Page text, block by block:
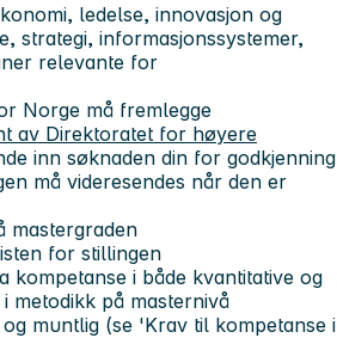
ledelse, innovasjon og
strategi, informasjonssystemer,
relevante for
Norge må fremlegge
av Direktoratet for høyere
inn søknaden din for godkjenning
må videresendes når den er
mastergraden
for stillingen
kompetanse i både kvantitative og
metodikk på masternivå
muntlig (se 'Krav til kompetanse i